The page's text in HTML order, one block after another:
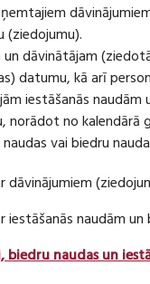
(ziedojumu).
dāvinātājam
datumu, kā arī
iestāšanās
norādot no kalendārā
vai biedru
naudām
naudas un